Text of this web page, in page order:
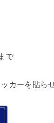
で
カーを貼ら